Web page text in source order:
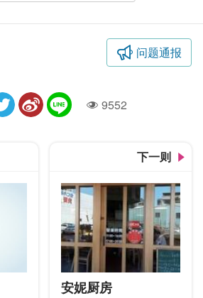
问题通报
人气9552
下一则
安妮厨房